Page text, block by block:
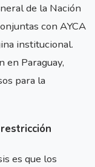
de la Nación
con AYCA
institucional.
en Paraguay,
para la
es que los